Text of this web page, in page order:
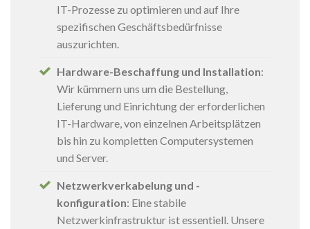
IT-Prozesse zu optimieren und auf Ihre
spezifischen Geschäftsbedürfnisse
auszurichten.
Hardware-Beschaffung und Installation:
Wir kümmern uns um die Bestellung,
Lieferung und Einrichtung der erforderlichen
IT-Hardware, von einzelnen Arbeitsplätzen
bis hin zu kompletten Computersystemen
und Server.
Netzwerkverkabelung und -
konfiguration: Eine stabile
Netzwerkinfrastruktur ist essentiell. Unsere